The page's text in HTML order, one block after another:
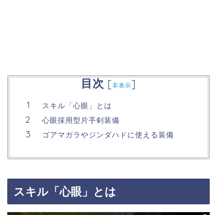
目次 [非表示]
スキル「心眼」とは
心眼採用型片手剣装備
ゴアマガラやジンダハドに使える装備
スキル「心眼」とは